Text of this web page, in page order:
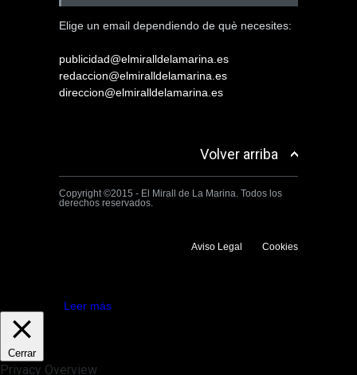
Elige un email dependiendo de què necesites:
publicidad@elmiralldelamarina.es
redaccion@elmiralldelamarina.es
direccion@elmiralldelamarina.es
Volver arriba
Copyright ©2015 - El Mirall de La Marina. Todos los
derechos reservados.
Aviso Legal Cookies
Leer más
Cerrar
Privacy Overview